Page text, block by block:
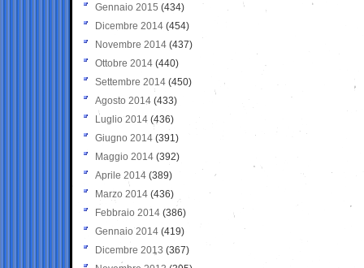
Gennaio 2015 (434)
Dicembre 2014 (454)
Novembre 2014 (437)
Ottobre 2014 (440)
Settembre 2014 (450)
Agosto 2014 (433)
Luglio 2014 (436)
Giugno 2014 (391)
Maggio 2014 (392)
Aprile 2014 (389)
Marzo 2014 (436)
Febbraio 2014 (386)
Gennaio 2014 (419)
Dicembre 2013 (367)